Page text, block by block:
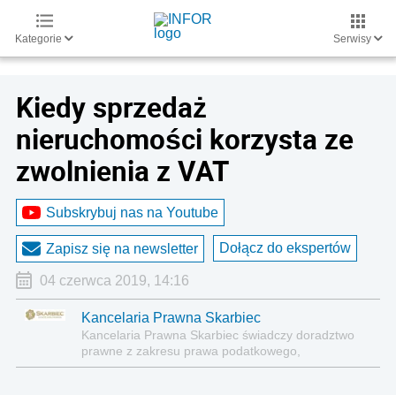
Kategorie Serwisy
Kiedy sprzedaż
nieruchomości korzysta ze
zwolnienia z VAT
Subskrybuj nas na Youtube
Zapisz się na newsletter Dołącz do ekspertów
04 czerwca 2019, 14:16
Kancelaria Prawna Skarbiec
Kancelaria Prawna Skarbiec świadczy doradztwo
prawne z zakresu prawa podatkowego,
gospodarczego, cywilnego i karnego.